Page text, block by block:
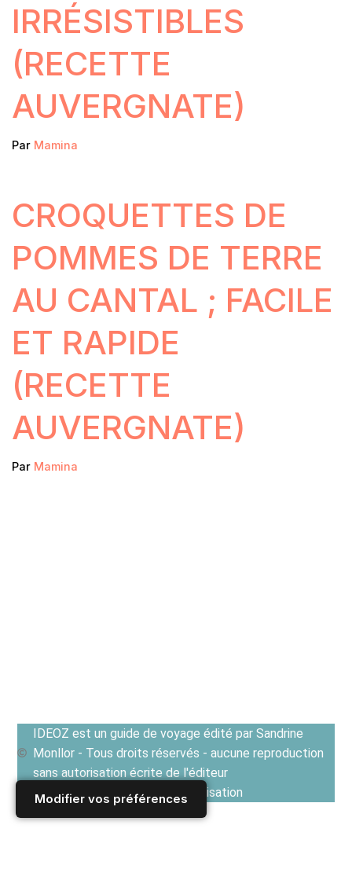
Modifier vos préférences
IRRÉSISTIBLES
(RECETTE
AUVERGNATE)
Par Mamina
CROQUETTES DE
POMMES DE TERRE
AU CANTAL ; FACILE
ET RAPIDE
(RECETTE
AUVERGNATE)
Par Mamina
IDEOZ est un guide de voyage édité par Sandrine
Monllor - Tous droits réservés - aucune reproduction
sans autorisation écrite de l'éditeur
Voir les Conditions générales d'utilisation